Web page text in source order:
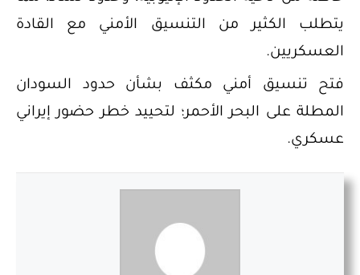
يتطلب الكثير من التنسيق الأمني مع القادة
العسكريين.
فتح تنسيق أمني مكثف بشأن حدود السودان
المطلة على البحر الأحمر؛ لتحييد خطر حضور إيراني
عسكري.